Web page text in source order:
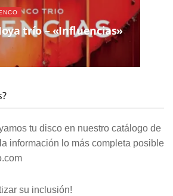
trío – «Influencias»
tu disco en nuestro catálogo de
información lo más completa posible
su inclusión!